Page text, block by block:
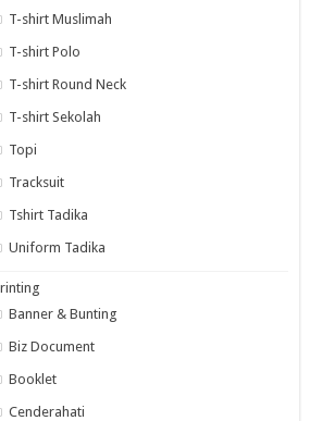
T-shirt Muslimah
T-shirt Polo
T-shirt Round Neck
T-shirt Sekolah
Topi
Tracksuit
Tshirt Tadika
Uniform Tadika
Banner & Bunting
Biz Document
Booklet
Cenderahati